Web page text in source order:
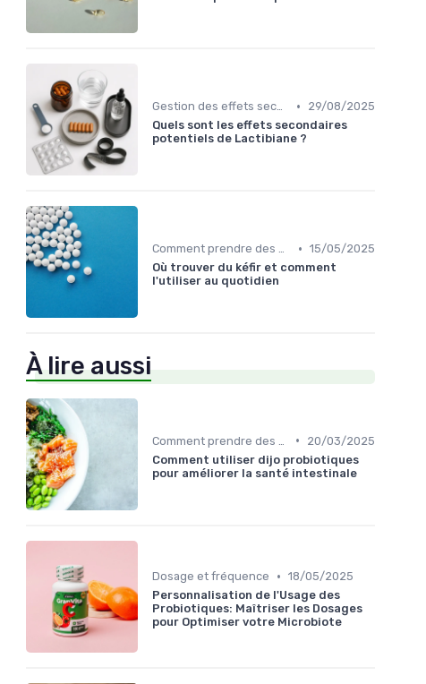
Gestion des effets secondaires •
29/08/2025
Quels sont les effets secondaires
potentiels de Lactibiane ?
Comment prendre des probiotiques • 15/05/2025
Où trouver du kéfir et comment
l'utiliser au quotidien
À lire aussi
•
20/03/2025
Comment utiliser dijo probiotiques
pour améliorer la santé intestinale
Dosage et fréquence • 18/05/2025
Personnalisation de l'Usage des
Probiotiques: Maîtriser les Dosages
pour Optimiser votre Microbiote